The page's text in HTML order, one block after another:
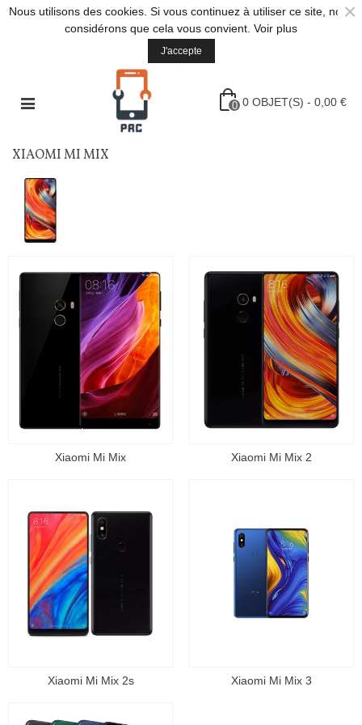
Nous utilisons des cookies. Si vous continuez à utiliser ce site, nous
considérons que cela vous convient. Voir plus
J'accepte
×
0 0 OBJET(S) - 0,00 €
XIAOMI MI MIX
Xiaomi Mi Mix Xiaomi Mi Mix 2
Xiaomi Mi Mix 2s Xiaomi Mi Mix 3